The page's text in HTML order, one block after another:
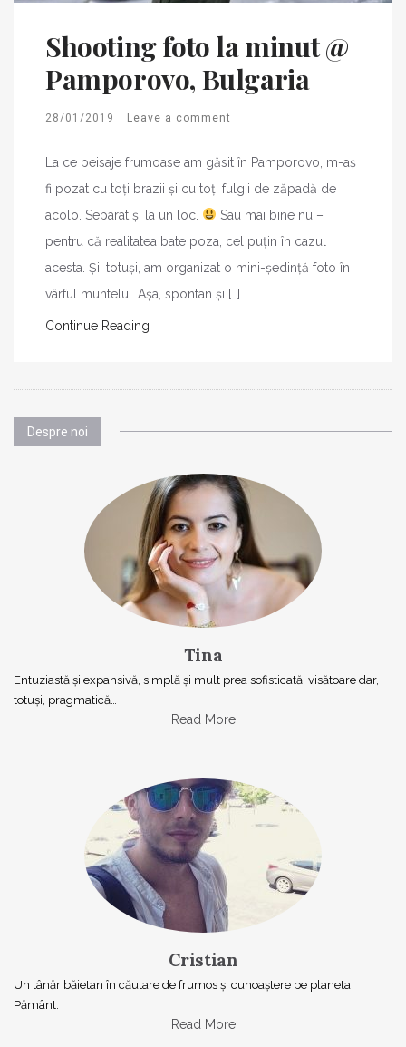
Shooting foto la minut @
Pamporovo, Bulgaria
28/01/2019 Leave a comment
La ce peisaje frumoase am găsit în Pamporovo, m-aș
fi pozat cu toți brazii și cu toți fulgii de zăpadă de
acolo. Separat și la un loc.
Sau mai bine nu –
pentru că realitatea bate poza, cel puțin în cazul
acesta. Și, totuși, am organizat o mini-ședință foto în
vârful muntelui. Așa, spontan și […]
Continue Reading
Despre noi
Tina
Entuziastă şi expansivă, simplă şi mult prea sofisticată, visătoare dar,
totuşi, pragmatică…
Read More
Cristian
Un tânăr băietan în căutare de frumos și cunoaștere pe planeta
Pământ.
Read More